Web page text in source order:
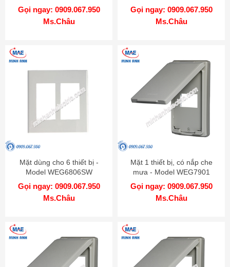
Gọi ngay: 0909.067.950
Ms.Châu
Gọi ngay: 0909.067.950
Ms.Châu
Mặt dùng cho 6 thiết bị -
Model WEG6806SW
Gọi ngay: 0909.067.950
Ms.Châu
Mặt 1 thiết bị, có nắp che
mưa - Model WEG7901
Gọi ngay: 0909.067.950
Ms.Châu